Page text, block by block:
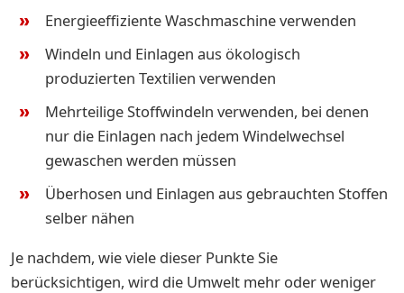
Energieeffiziente Waschmaschine verwenden
Windeln und Einlagen aus ökologisch
produzierten Textilien verwenden
Mehrteilige Stoffwindeln verwenden, bei denen
nur die Einlagen nach jedem Windelwechsel
gewaschen werden müssen
Überhosen und Einlagen aus gebrauchten Stoffen
selber nähen
Je nachdem, wie viele dieser Punkte Sie
berücksichtigen, wird die Umwelt mehr oder weniger